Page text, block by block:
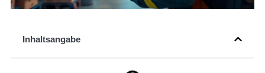
Inhaltsangabe